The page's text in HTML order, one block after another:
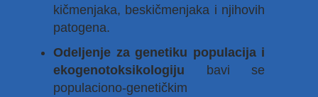
kičmenjaka, beskičmenjaka i njihovih
patogena.
Odeljenje za genetiku populacija i
ekogenotoksikologiju bavi se
populaciono-genetičkim